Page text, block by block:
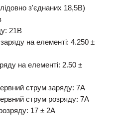
з'єднаних 18,5В)
21В
на елементі: 4.250 ±
на елементі: 2.50 ±
струм заряду: 7A
струм розряду: 7А
17 ± 2A